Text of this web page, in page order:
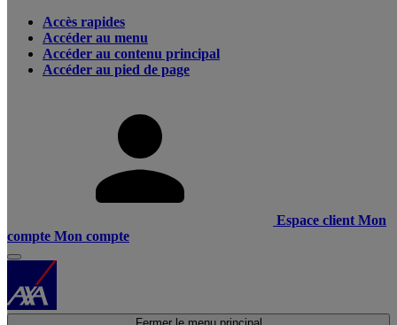
Accès rapides
Accéder au menu
Accéder au contenu principal
Accéder au pied de page
Espace client Mon
compte Mon compte